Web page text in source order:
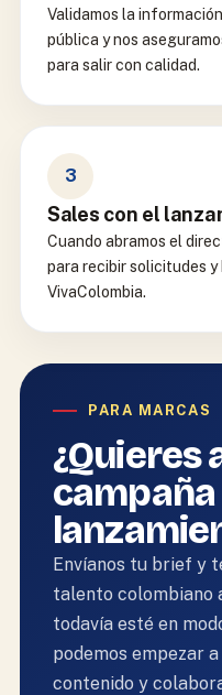
Validamos la
pública y nos
para salir con calidad.
3
Sales con el
Cuando abramos el
para recibir solicitudes
VivaColombia.
PARA MARCAS
¿Quieres
Envíanos tu brief y
talento colombiano
todavía esté en
podemos empezar
contenido y